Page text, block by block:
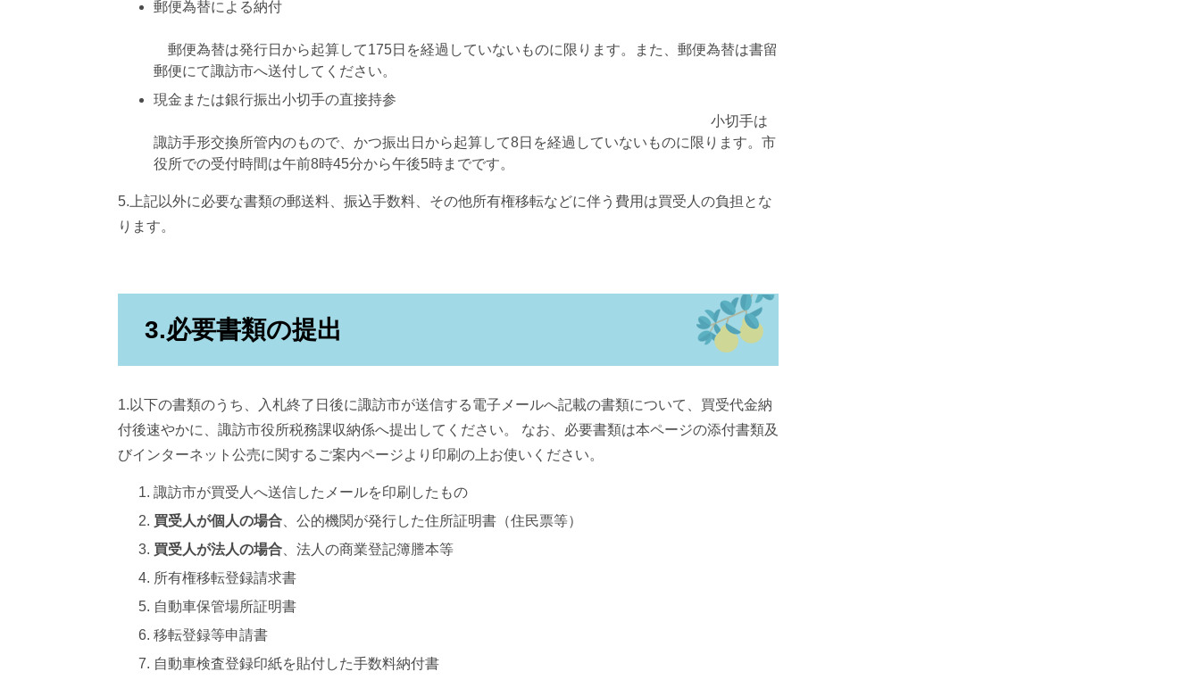
郵便為替による納付
郵便為替は発行日から起算して175日を経過していないものに限ります。また、郵便為替は書留
郵便にて諏訪市へ送付してください。
現金または銀行振出小切手の直接持参
小切手は
諏訪手形交換所管内のもので、かつ振出日から起算して8日を経過していないものに限ります。市
役所での受付時間は午前8時45分から午後5時までです。
5.上記以外に必要な書類の郵送料、振込手数料、その他所有権移転などに伴う費用は買受人の負担とな
ります。
3.必要書類の提出
1.以下の書類のうち、入札終了日後に諏訪市が送信する電子メールへ記載の書類について、買受代金納
付後速やかに、諏訪市役所税務課収納係へ提出してください。 なお、必要書類は本ページの添付書類及
びインターネット公売に関するご案内ページより印刷の上お使いください。
諏訪市が買受人へ送信したメールを印刷したもの
買受人が個人の場合 、公的機関が発行した住所証明書（住民票等）
買受人が法人の場合 、法人の商業登記簿謄本等
所有権移転登録請求書
自動車保管場所証明書
移転登録等申請書
自動車検査登録印紙を貼付した手数料納付書